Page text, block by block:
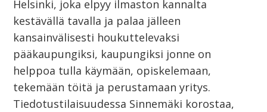
Helsinki, joka elpyy ilmaston kannalta
kestävällä tavalla ja palaa jälleen
kansainvälisesti houkuttelevaksi
pääkaupungiksi, kaupungiksi jonne on
helppoa tulla käymään, opiskelemaan,
tekemään töitä ja perustamaan yritys.
Tiedotustilaisuudessa Sinnemäki korostaa,